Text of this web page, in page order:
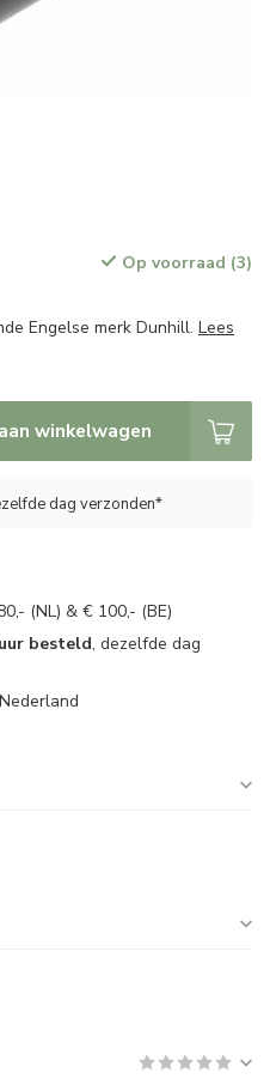
Op voorraad (3)
Engelse merk Dunhill. Lees
winkelwagen
dag verzonden*
(NL) & € 100,- (BE)
besteld, dezelfde dag